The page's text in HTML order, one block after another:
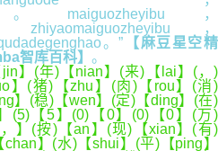
。maiguozheyibu，
zhiyaomaiguozheyibu，
。” 【麻豆星空精
智库百科】 。
(年)【nian】(来)【lai】(，)
】(猪)【zhu】(肉)【rou】(消)
】(稳)【wen】(定)【ding】(在)
(5)【5】(0)【0】(0)【0】(万)
】(按)【an】(现)【xian】(有)
】(水)【shui】(平)【ping】